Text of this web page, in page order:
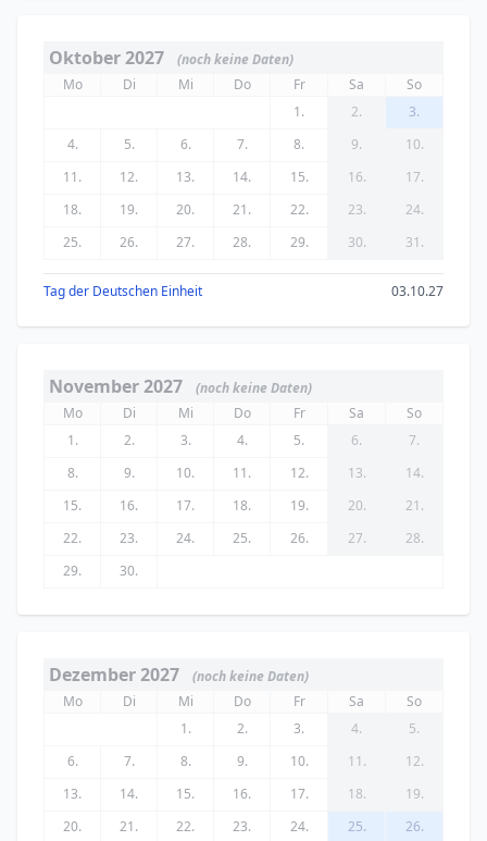
Oktober 2027
(noch keine Daten)
Mo
Di Mi Do Fr Sa
So
1.
2.
3.
4.
5. 6. 7. 8. 9.
10.
11.
12. 13. 14. 15. 16.
17.
18.
19. 20. 21. 22. 23.
24.
25.
26. 27. 28. 29. 30. 31.
Tag der Deutschen Einheit 03.10.27
November 2027
(noch keine Daten)
Mo
Di Mi Do Fr Sa
So
1.
2. 3. 4. 5. 6.
7.
8.
9. 10. 11. 12. 13.
14.
15.
16. 17. 18. 19. 20.
21.
22.
23. 24. 25. 26. 27.
28.
29.
30.
Dezember 2027
(noch keine Daten)
Mo
Di Mi Do Fr Sa
So
1.
2. 3. 4.
5.
6.
7. 8. 9. 10. 11.
12.
13.
14. 15. 16. 17. 18.
19.
20.
21. 22. 23. 24. 25.
26.